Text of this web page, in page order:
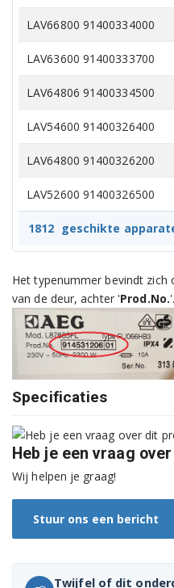
LAV66800 91400334000
LAV63600 91400333700
LAV64806 91400334500
LAV54600 91400326400
LAV64800 91400326200
LAV52600 91400326500
LAV54608 91400328300
LAV5420 91400332100
LAV66800 91400334001
LAV64806 91400334501
LAV62806 91400334601
LAV54600 91400337800
LAV52600 91400337900
LAV62809 91400349200
LAV62809 91400349202
1812 geschikte
Het typenummer bevindt zich
van de deur, achter 'Prod.No.'.
Specificaties
Heb je een vraag
Wij helpen je graag!
Stuur ons een bericht
Twijfel of dit